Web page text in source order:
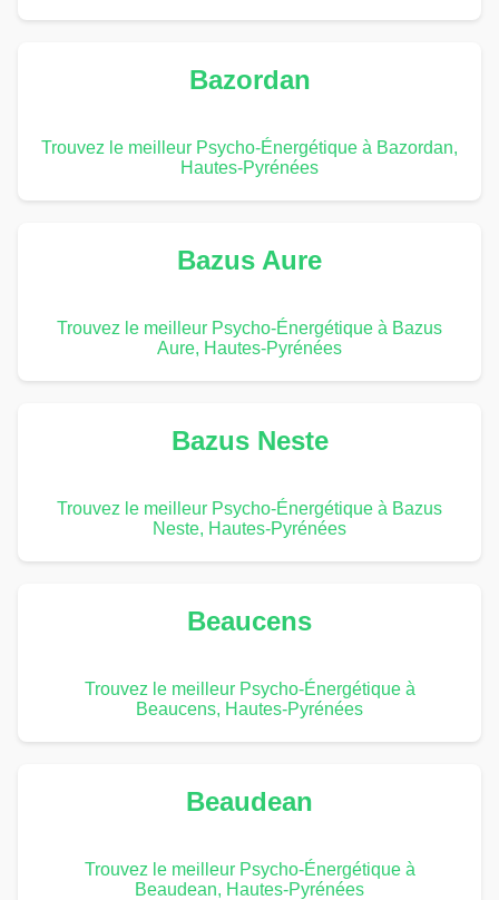
Bazordan
Trouvez le meilleur Psycho-Énergétique à Bazordan,
Hautes-Pyrénées
Bazus Aure
Trouvez le meilleur Psycho-Énergétique à Bazus
Aure, Hautes-Pyrénées
Bazus Neste
Trouvez le meilleur Psycho-Énergétique à Bazus
Neste, Hautes-Pyrénées
Beaucens
Trouvez le meilleur Psycho-Énergétique à
Beaucens, Hautes-Pyrénées
Beaudean
Trouvez le meilleur Psycho-Énergétique à
Beaudean, Hautes-Pyrénées